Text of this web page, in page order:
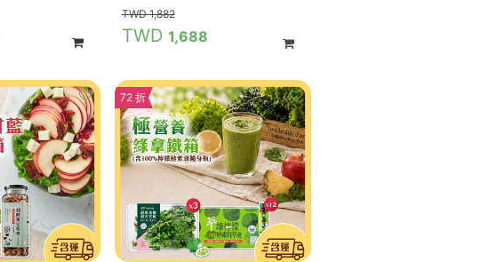
1,882
1,688
72 折